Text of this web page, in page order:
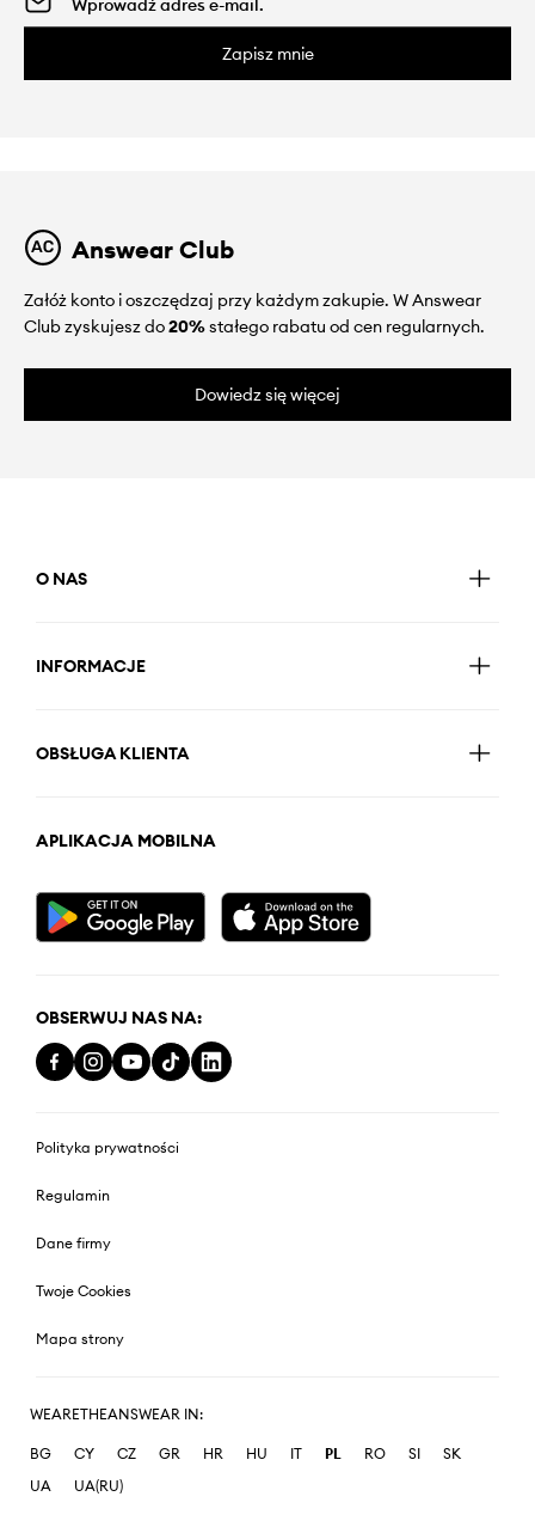
Zapisz mnie
Answear Club
Załóż konto i oszczędzaj przy każdym zakupie. W Answear
Club zyskujesz do20%stałego rabatu od cen regularnych.
Dowiedz się więcej
O NAS
INFORMACJE
OBSŁUGA KLIENTA
APLIKACJA MOBILNA
OBSERWUJ NAS NA:
Polityka prywatności
Regulamin
Dane firmy
Twoje Cookies
Mapa strony
WEARETHEANSWEAR IN:
BG CY CZ GR HR HU IT PL RO SI
SK
UA
UA(RU)